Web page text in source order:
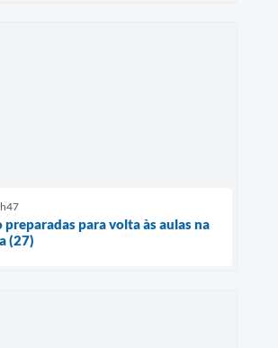
preparadas para volta às aulas na
(27)